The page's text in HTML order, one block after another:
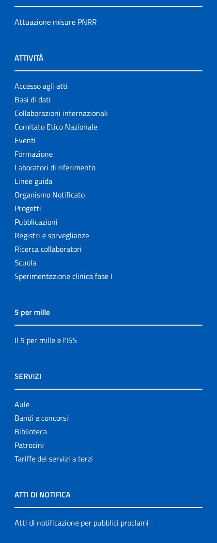
Attuazione misure PNRR
ATTIVITÀ
Accesso agli atti
Basi di dati
Collaborazioni internazionali
Comitato Etico Nazionale
Eventi
Formazione
Laboratori di riferimento
Linee guida
Organismo Notificato
Progetti
Pubblicazioni
Registri e sorveglianze
Ricerca collaboratori
Scuola
Sperimentazione clinica fase I
5 per mille
Il 5 per mille e l'ISS
SERVIZI
Aule
Bandi e concorsi
Biblioteca
Patrocini
Tariffe dei servizi a terzi
ATTI DI NOTIFICA
Atti di notificazione per pubblici proclami